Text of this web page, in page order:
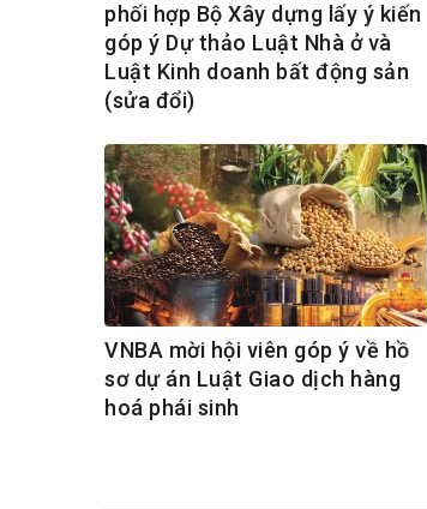
phối hợp Bộ Xây dựng lấy ý kiến
góp ý Dự thảo Luật Nhà ở và
Luật Kinh doanh bất động sản
(sửa đổi)
VNBA mời hội viên góp ý về hồ
sơ dự án Luật Giao dịch hàng
hoá phái sinh